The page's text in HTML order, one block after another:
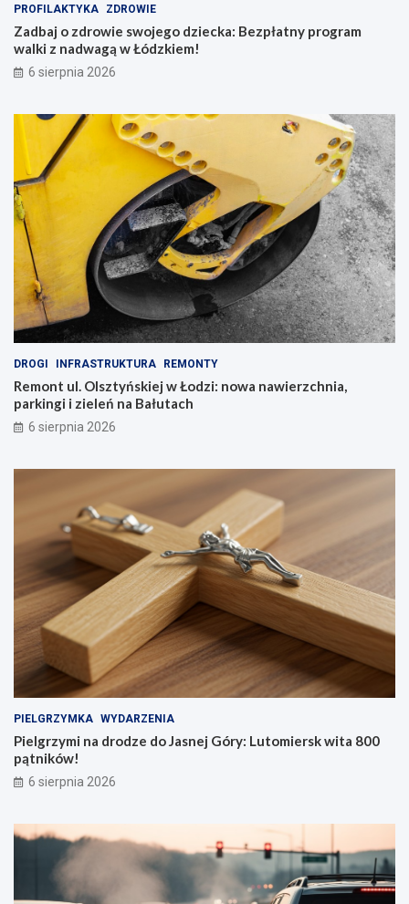
PROFILAKTYKA ZDROWIE
Zadbaj o zdrowie swojego dziecka: Bezpłatny program
walki z nadwagą w Łódzkiem!
6 sierpnia 2026
DROGI INFRASTRUKTURA REMONTY
Remont ul. Olsztyńskiej w Łodzi: nowa nawierzchnia,
parkingi i zieleń na Bałutach
6 sierpnia 2026
PIELGRZYMKA WYDARZENIA
Pielgrzymi na drodze do Jasnej Góry: Lutomiersk wita 800
pątników!
6 sierpnia 2026